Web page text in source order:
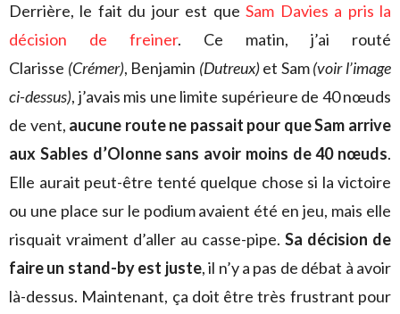
Derrière, le fait du jour est queSam Davies a pris la
décision de freiner. Ce matin, j’ai routé
Clarisse (Crémer), Benjamin (Dutreux)et Sam(voir l’image
ci-dessus), j’avais mis une limite supérieure de 40 nœuds
de vent, aucune route ne passait pour que Sam arrive
aux Sables d’Olonne sans avoir moins de 40 nœuds.
Elle aurait peut-être tenté quelque chose si la victoire
ou une place sur le podium avaient été en jeu, mais elle
risquait vraiment d’aller au casse-pipe. Sa décision de
faire un stand-by est juste, il n’y a pas de débat à avoir
là-dessus. Maintenant, ça doit être très frustrant pour